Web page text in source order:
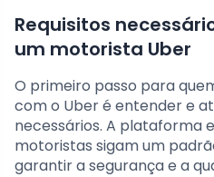
Requisitos
um motorista Uber
O primeiro passo para
com o Uber é entender e
necessários. A plataforma
motoristas sigam um
garantir a segurança e a